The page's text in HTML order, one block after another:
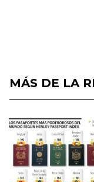
MÁS DE LA